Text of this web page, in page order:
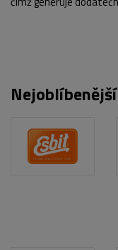
Nejoblíbenější